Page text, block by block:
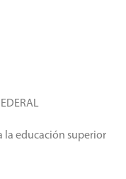
la educación superior